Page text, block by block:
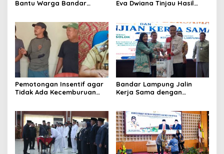
Bantu Warga Bandar
Eva Dwiana Tinjau Hasil
Pemotongan Insentif agar
Tidak Ada Kecemburuan
Pematang Wangi Bersama
Bandar Lampung Jalin
Kerja Sama dengan
Kendalikan Inflasi